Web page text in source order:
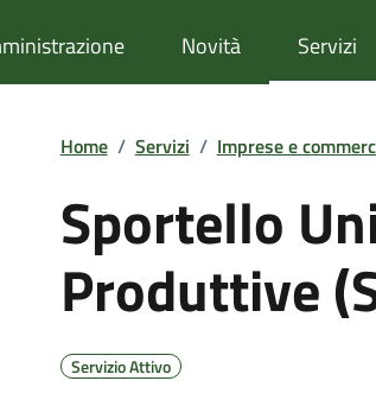
Novità Servizi
Home / Servizi / Imprese e
Sportello
Produttive
Servizio Attivo